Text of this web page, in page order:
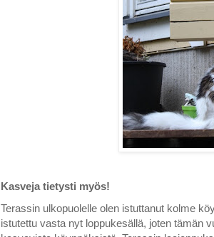
Kasveja tietysti myös!
Terassin ulkopuolelle olen istuttanut kolme
istutettu vasta nyt loppukesällä, joten tämän